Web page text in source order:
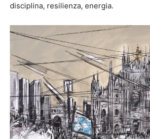
disciplina, resilienza, energia.